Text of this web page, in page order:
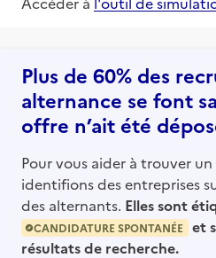
Plus de 60% des
alternance se font
offre n’ait été
Pour vous aider à trouver
identifions des entreprises
des alternants. Elles sont
CANDIDATURE SPONTANÉE
et
résultats de recherche.